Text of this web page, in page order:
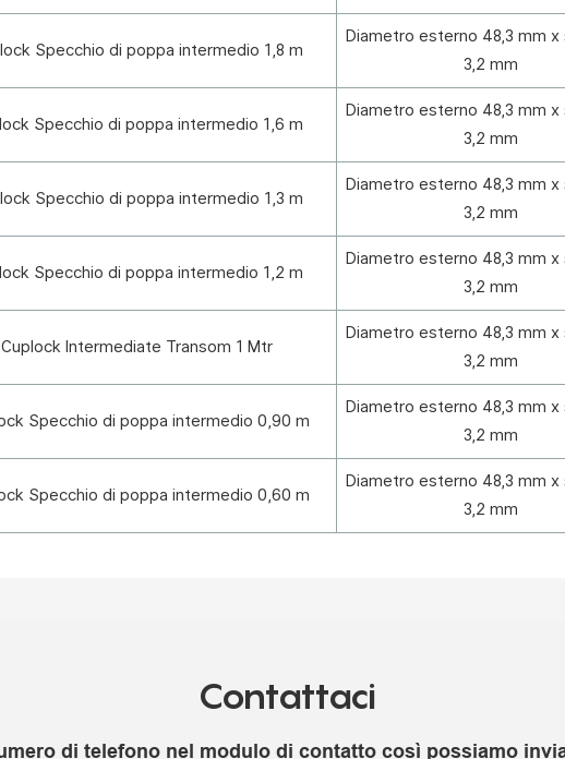
Specchio di poppa intermedio 1,8 m
Diametro esterno 48,3 mm x
3,2 mm
Specchio di poppa intermedio 1,6 m
Diametro esterno 48,3 mm x
3,2 mm
Specchio di poppa intermedio 1,3 m
Diametro esterno 48,3 mm x
3,2 mm
Specchio di poppa intermedio 1,2 m
Diametro esterno 48,3 mm x
3,2 mm
Cuplock Intermediate Transom 1 Mtr
Diametro esterno 48,3 mm x
3,2 mm
Specchio di poppa intermedio 0,90 m
Diametro esterno 48,3 mm x
3,2 mm
Specchio di poppa intermedio 0,60 m
Diametro esterno 48,3 mm x
3,2 mm
Contattaci
di telefono nel modulo di contatto così possiamo